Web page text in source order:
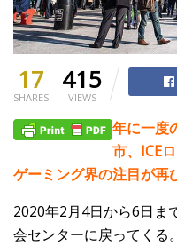
17
SHARES
415
VIEWS
年に一度
市、ICE
ゲーミング界の注目が再
2020年2月4日から6日ま
会センターに戻ってくる